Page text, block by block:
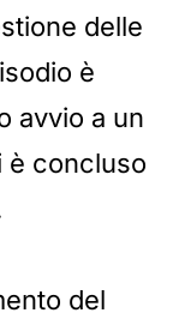
delle
è
avvio a un
è concluso
del